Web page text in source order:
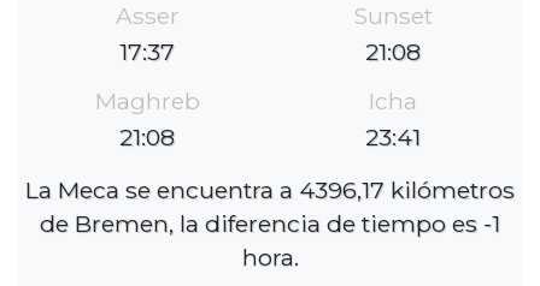
Asser
17:37
Sunset
21:08
Maghreb
21:08
Icha
23:41
La Meca se encuentra a 4396,17 kilómetros
de Bremen, la diferencia de tiempo es -1
hora.